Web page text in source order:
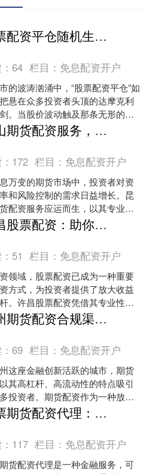
股票配资平仓随机生成介绍 / 分析 / 如何判断 / 风险适合网站发布不超30字的标题
64 栏目： 免息配资开户
的波涛汹涌中，“股票配资平仓”如
悬在众多投资者头顶的达摩克利
。当股价波动触及那条无形的红
统便会无情地执行强制卖出，无
是黎明前的黑暗....
昆山期货配资服务，专业安全高效
172 栏目： 免息配资开户
万变的期货市场中，投资者对资
和风险控制的需求日益增长。昆
配资服务应运而生，以其专业、
高效的核心优势，正成为越来越
者信赖的合作伙伴。....
许昌股票配资：助你投资之路稳步前行
51 栏目： 免息配资开户
领域，股票配资已成为一种重要
方式，为投资者提供了放大收益
。许昌股票配资凭借其专业性和
股票配资基本知识，成为众多投
首选。 许昌股票配....
杭州期货配资合规渠道与风控要点解析
69 栏目： 免息配资开户
这座金融创新活跃的城市，期货
其高杠杆、高流动性的特点吸引
投资者。期货配资作为一种放大
金的工具，如同一把双刃剑，既
放大潜在收益股票配....
股票期货配资代理：助您资金倍增，轻松理财
117 栏目： 免息配资开户
货配资代理是一种金融服务，可